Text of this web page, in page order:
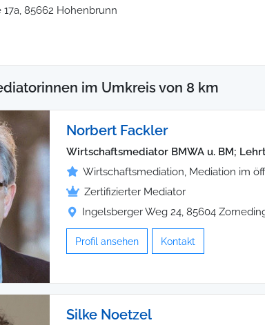
85662 Hohenbrunn
im Umkreis von 8 km
Norbert Fackler
Wirtschaftsmediator BMWA u. BM;
Wirtschaftsmediation, Mediation im
Zertifizierter Mediator
Ingelsberger Weg 24, 85604
Profil ansehen Kontakt
Silke Noetzel